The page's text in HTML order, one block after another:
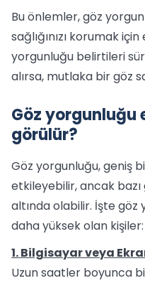
Bu önlemler, göz
sağlığınızı korumak
yorgunluğu belirtileri
alırsa, mutlaka bir göz
Göz yorgunluğu
görülür?
Göz yorgunluğu, geniş
etkileyebilir, ancak
altında olabilir. İşte göz
daha yüksek olan kişiler:
1. Bilgisayar veya
Uzun saatler boyunca